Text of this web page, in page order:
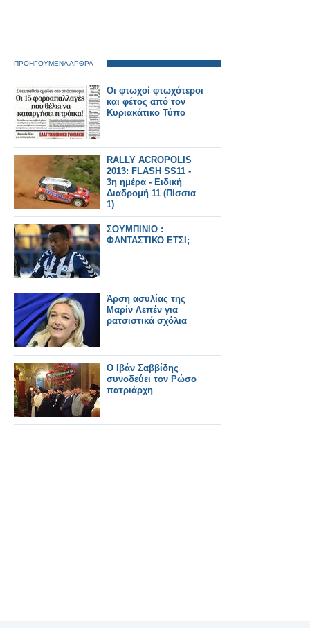
ΠΡΟΗΓΟΥΜΕΝΑ ΑΡΘΡΑ
Οι φτωχοί φτωχότεροι
και φέτος από τον
Κυριακάτικο Τύπο
RALLY ACROPOLIS
2013: FLASH SS11 -
3η ημέρα - Eιδική
Διαδρομή 11 (Πίσσια
1)
ΣΟΥΜΠΙΝΙΟ :
ΦΑΝΤΑΣΤΙΚΟ ΕΤΣΙ;
Άρση ασυλίας της
Μαρίν Λεπέν για
ρατσιστικά σχόλια
O Iβάν Σαββίδης
συνοδεύει τον Ρώσο
πατριάρχη